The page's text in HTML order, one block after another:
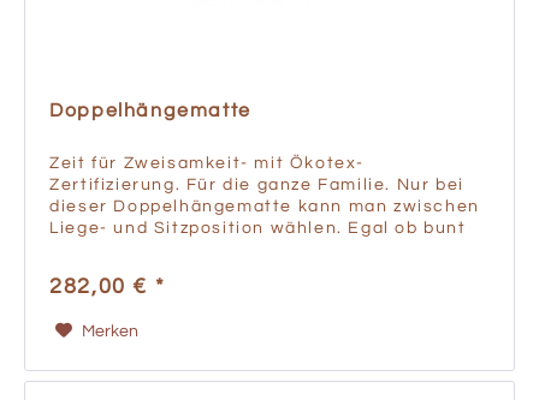
Doppelhängematte
Zeit für Zweisamkeit- mit Ökotex-
Zertifizierung. Für die ganze Familie. Nur bei
dieser Doppelhängematte kann man zwischen
Liege- und Sitzposition wählen. Egal ob bunt
282,00 € *
Merken